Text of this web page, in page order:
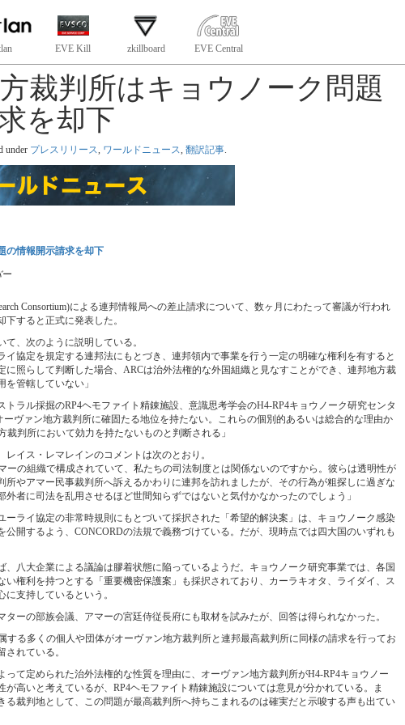
EVE Kill zkillboard EVE Central
裁判所はキョウノーク問題
を却下
under プレスリリース, ワールドニュース, 翻訳記事.
の情報開示請求を却下
ー
Consortium)による連邦情報局への差止請求について、数ヶ月にわたって審議が行われ
すると正式に発表した。
、次のように説明している。
イ協定を規定する連邦法にもとづき、連邦領内で事業を行う一定の明確な権利を有すると
に照らして判断した場合、ARCは治外法権的な外国組織と見なすことができ、連邦地方裁
管轄していない」
トラル採掘のRP4ヘモファイト精錬施設、意識思考学会のH4-RP4キョウノーク研究センタ
ヴァン地方裁判所に確固たる地位を持たない。これらの個別的あるいは総合的な理由か
判所において効力を持たないものと判断される」
イス・レマレインのコメントは次のとおり。
ーの組織で構成されていて、私たちの司法制度とは関係ないのですから。彼らは透明性が
所やアマー民事裁判所へ訴えるかわりに連邦を訪れましたが、その行為が粗探しに過ぎな
者に司法を乱用させるほど世間知らずではないと気付かなかったのでしょう」
ーライ協定の非常時規則にもとづいて採択された「希望的解決案」は、キョウノーク感染
開するよう、CONCORDの法規で義務づけている。だが、現時点では四大国のいずれも
、八大企業による議論は膠着状態に陥っているようだ。キョウノーク研究事業では、各国
い権利を持つとする「重要機密保護案」も採択されており、カーラキオタ、ライダイ、ス
支持しているという。
ーの部族会議、アマーの宮廷侍従長府にも取材を試みたが、回答は得られなかった。
する多くの個人や団体がオーヴァン地方裁判所と連邦最高裁判所に同様の請求を行ってお
れている。
て定められた治外法権的な性質を理由に、オーヴァン地方裁判所がH4-RP4キョウノー
高いと考えているが、RP4ヘモファイト精錬施設については意見が分かれている。ま
る裁判地として、この問題が最高裁判所へ持ちこまれるのは確実だと示唆する声も出てい